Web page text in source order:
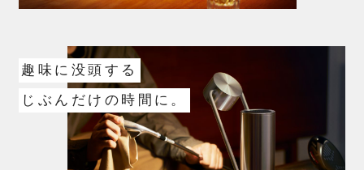
趣味に没頭する
じぶんだけの時間に。